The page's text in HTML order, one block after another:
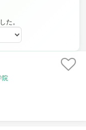
た。
院